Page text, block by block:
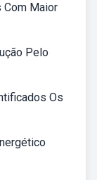
Com Maior
Pelo
Os